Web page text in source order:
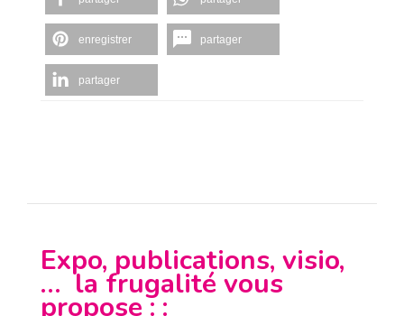
enregistrer partager
partager
Expo, publications, visio,
… la frugalité vous
propose : :